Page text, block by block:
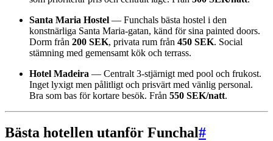
Santa Maria Hostel — Funchals bästa hostel i den
konstnärliga Santa Maria-gatan, känd för sina painted doors.
Dorm från 200 SEK, privata rum från 450 SEK. Social
stämning med gemensamt kök och terrass.
Hotel Madeira — Centralt 3-stjärnigt med pool och frukost.
Inget lyxigt men pålitligt och prisvärt med vänlig personal.
Bra som bas för kortare besök. Från 550 SEK/natt.
Bästa hotellen utanför Funchal#